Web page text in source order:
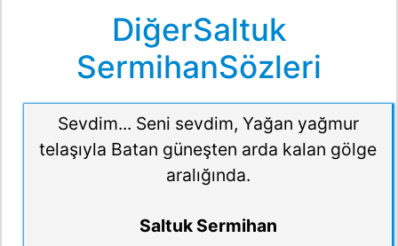
DiğerSaltuk
SermihanSözleri
Sevdim... Seni sevdim, Yağan yağmur
telaşıyla Batan güneşten arda kalan gölge
aralığında.
Saltuk Sermihan